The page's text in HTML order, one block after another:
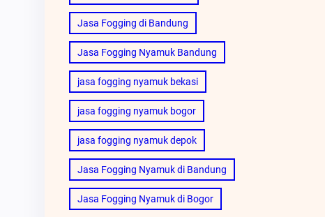
Jasa Fogging di Bandung
Jasa Fogging Nyamuk Bandung
jasa fogging nyamuk bekasi
jasa fogging nyamuk bogor
jasa fogging nyamuk depok
Jasa Fogging Nyamuk di Bandung
Jasa Fogging Nyamuk di Bogor